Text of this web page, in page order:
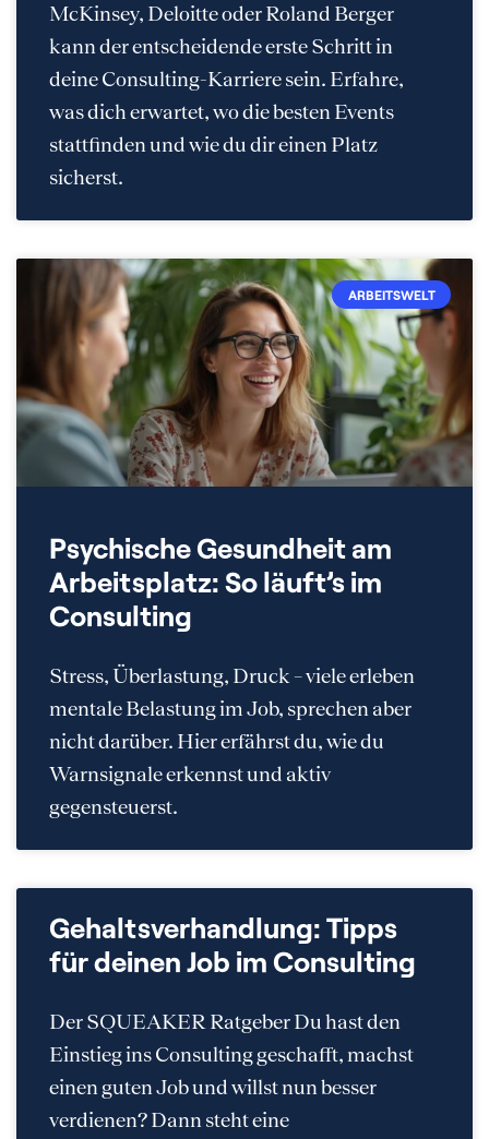
McKinsey, Deloitte oder Roland Berger
kann der entscheidende erste Schritt in
deine Consulting-Karriere sein. Erfahre,
was dich erwartet, wo die besten Events
stattfinden und wie du dir einen Platz
sicherst.
ARBEITSWELT
Psychische Gesundheit am
Arbeitsplatz: So läuft’s im
Consulting
Stress, Überlastung, Druck – viele erleben
mentale Belastung im Job, sprechen aber
nicht darüber. Hier erfährst du, wie du
Warnsignale erkennst und aktiv
gegensteuerst.
Gehaltsverhandlung: Tipps
für deinen Job im Consulting
Der SQUEAKER Ratgeber Du hast den
Einstieg ins Consulting geschafft, machst
einen guten Job und willst nun besser
verdienen? Dann steht eine